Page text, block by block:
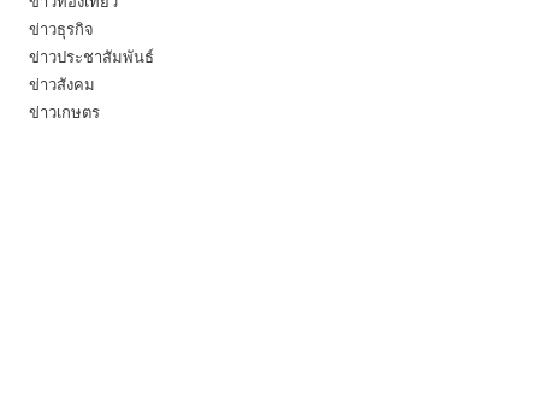
ข่าวธุรกิจ
ข่าวประชาสัมพันธ์
ข่าวสังคม
ข่าวเกษตร